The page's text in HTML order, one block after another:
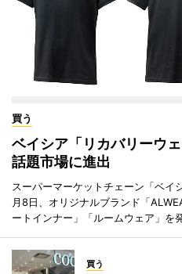
買う
ベイシア「リカバリーウ
話題市場に進出
スーパーマーケットチェーン「ベイ
月8日、オリジナルブランド「
ートインナー」「ルームウェア」を
買う